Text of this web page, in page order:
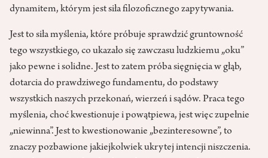
dynamitem, którym jest siła filozoficznego zapytywania.
Jest to siła myślenia, które próbuje sprawdzić gruntowność
tego wszystkiego, co ukazało się zawczasu ludzkiemu „oku”
jako pewne i solidne. Jest to zatem próba sięgnięcia w głąb,
dotarcia do prawdziwego fundamentu, do podstawy
wszystkich naszych przekonań, wierzeń i sądów. Praca tego
myślenia, choć kwestionuje i powątpiewa, jest więc zupełnie
„niewinna”. Jest to kwestionowanie „bezinteresowne”, to
znaczy pozbawione jakiejkolwiek ukrytej intencji niszczenia.